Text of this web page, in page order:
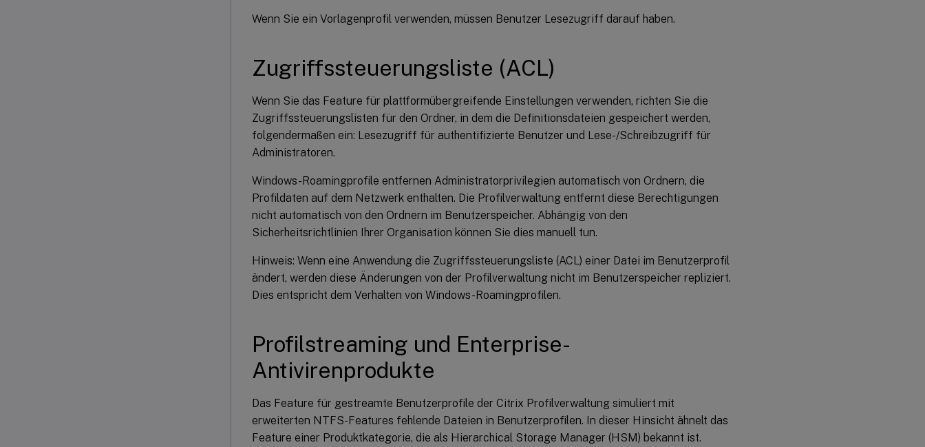
Wenn Sie ein Vorlagenprofil verwenden, müssen Benutzer Lesezugriff darauf haben.
Zugriffssteuerungsliste (ACL)
Wenn Sie das Feature für plattformübergreifende Einstellungen verwenden, richten Sie die
Zugriffssteuerungslisten für den Ordner, in dem die Definitionsdateien gespeichert werden,
folgendermaßen ein: Lesezugriff für authentifizierte Benutzer und Lese-/Schreibzugriff für
Administratoren.
Windows-Roamingprofile entfernen Administratorprivilegien automatisch von Ordnern, die
Profildaten auf dem Netzwerk enthalten. Die Profilverwaltung entfernt diese Berechtigungen
nicht automatisch von den Ordnern im Benutzerspeicher. Abhängig von den
Sicherheitsrichtlinien Ihrer Organisation können Sie dies manuell tun.
Hinweis: Wenn eine Anwendung die Zugriffssteuerungsliste (ACL) einer Datei im Benutzerprofil
ändert, werden diese Änderungen von der Profilverwaltung nicht im Benutzerspeicher repliziert.
Dies entspricht dem Verhalten von Windows-Roamingprofilen.
Profilstreaming und Enterprise-
Antivirenprodukte
Das Feature für gestreamte Benutzerprofile der Citrix Profilverwaltung simuliert mit
erweiterten NTFS-Features fehlende Dateien in Benutzerprofilen. In dieser Hinsicht ähnelt das
Feature einer Produktkategorie, die als Hierarchical Storage Manager (HSM) bekannt ist.